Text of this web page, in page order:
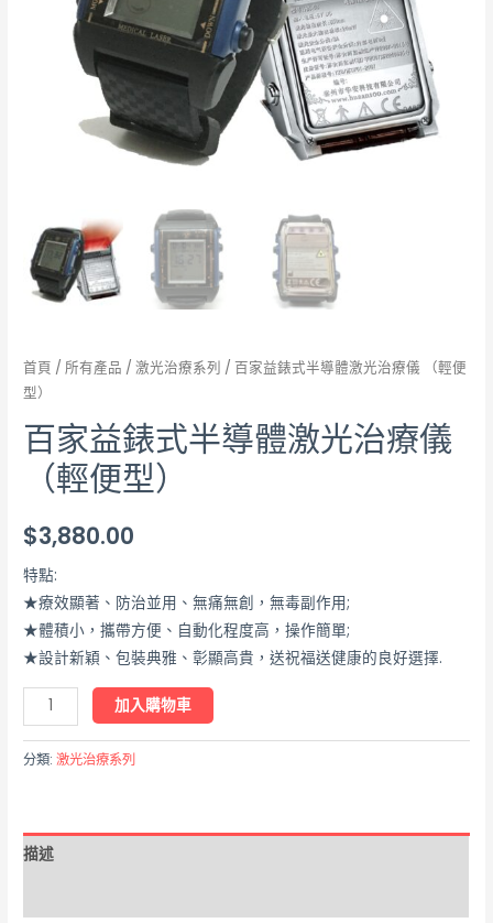
首頁 /所有產品 /激光治療系列 / 百家益錶式半導體激光治療儀 （輕便
型）
百家益錶式半導體激光治療儀
（輕便型）
$3,880.00
特點:
★療效顯著、防治並用、無痛無創，無毒副作用;
★體積小，攜帶方便、自動化程度高，操作簡單;
★設計新穎、包裝典雅、彰顯高貴，送祝福送健康的良好選擇.
加入購物車
分類:激光治療系列
描述